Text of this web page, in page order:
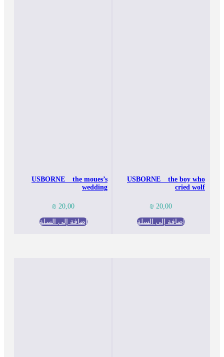
USBORNE _ the boy who
cried wolf
20,00
₪
إضافة إلى السلة
USBORNE _ the moues’s
wedding
20,00
₪
إضافة إلى السلة